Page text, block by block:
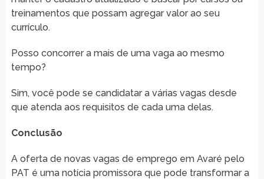
treinamentos que possam agregar valor ao seu
currículo.
Posso concorrer a mais de uma vaga ao mesmo
tempo?
Sim, você pode se candidatar a várias vagas desde
que atenda aos requisitos de cada uma delas.
Conclusão
A oferta de novas vagas de emprego em Avaré pelo
PAT é uma notícia promissora que pode transformar a